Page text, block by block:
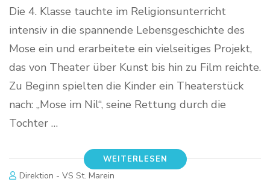
Die 4. Klasse tauchte im Religionsunterricht
intensiv in die spannende Lebensgeschichte des
Mose ein und erarbeitete ein vielseitiges Projekt,
das von Theater über Kunst bis hin zu Film reichte.
Zu Beginn spielten die Kinder ein Theaterstück
nach: „Mose im Nil“, seine Rettung durch die
Tochter …
WEITERLESEN
Direktion - VS St. Marein